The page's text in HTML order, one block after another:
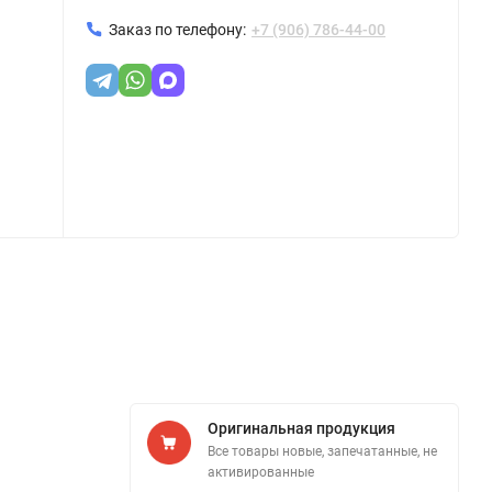
Заказ по телефону: +7 (906) 786-44-00
Оригинальная продукция
Все товары новые, запечатанные, не
активированные